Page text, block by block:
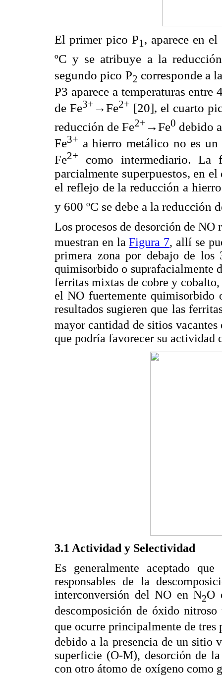
El primer pico P1 , aparece en
ºC y se atribuye a la
segundo pico P2 corresponde a
P3 aparece a temperaturas
de Fe3+ →Fe2+ [20], el cuarto
reducción de Fe2+ →Fe0 debido
Fe3+ a hierro metálico no es
Fe2+
como intermediario. La
parcialmente superpuestos, en
el reflejo de la reducción a
y 600 ºC se debe a la reducción
Los procesos de desorción de NO
muestran en laFigura 7, allí se
primera zona por debajo de los
quimisorbido o suprafacialmente
ferritas mixtas de cobre y
el NO fuertemente quimisorbido
resultados sugieren que las
mayor cantidad de sitios
que podría favorecer su actividad
3.1 Actividad y Selectividad
Es generalmente aceptado
responsables de la
interconversión del NO en N2O
descomposición de óxido
que ocurre principalmente de tres
debido a la presencia de un sitio
superficie (O-M), desorción de
con otro átomo de oxígeno como